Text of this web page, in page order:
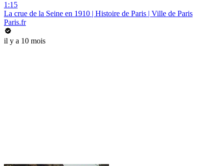
1:15
La crue de la Seine en 1910 | Histoire de Paris | Ville de Paris
Paris.fr
il y a 10 mois